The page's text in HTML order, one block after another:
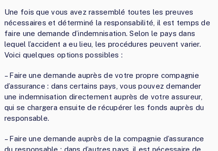
Une fois que vous avez rassemblé toutes les preuves
nécessaires et déterminé la responsabilité, il est temps de
faire une demande d’indemnisation. Selon le pays dans
lequel l’accident a eu lieu, les procédures peuvent varier.
Voici quelques options possibles :
– Faire une demande auprès de votre propre compagnie
d’assurance : dans certains pays, vous pouvez demander
une indemnisation directement auprès de votre assureur,
qui se chargera ensuite de récupérer les fonds auprès du
responsable.
– Faire une demande auprès de la compagnie d’assurance
du responsable : dans d’autres pays, il est nécessaire de